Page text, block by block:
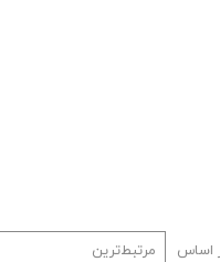
اساس مرتبط‌ترین